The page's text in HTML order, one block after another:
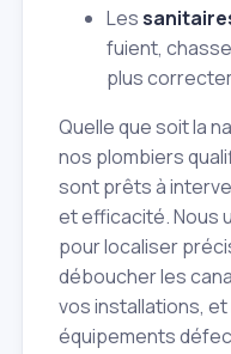
Les
fuient,
plus
Quelle que soit la
nos plombiers
sont prêts à
et efficacité. Nous
pour localiser
déboucher les
vos installations,
équipements